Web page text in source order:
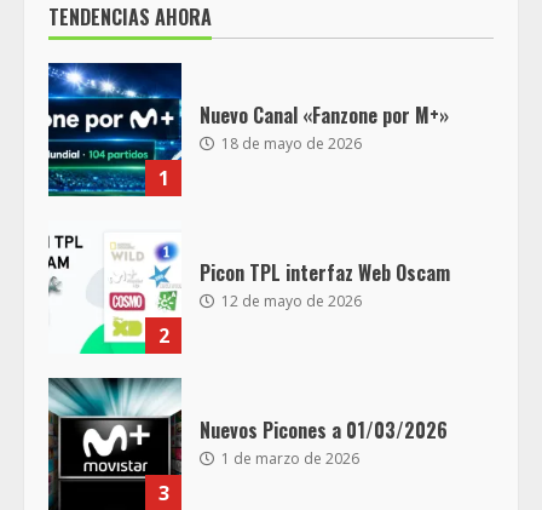
TENDENCIAS AHORA
1
Nuevo Canal «Fanzone por M+»
18 de mayo de 2026
2
Picon TPL interfaz Web Oscam
12 de mayo de 2026
3
Nuevos Picones a 01/03/2026
1 de marzo de 2026